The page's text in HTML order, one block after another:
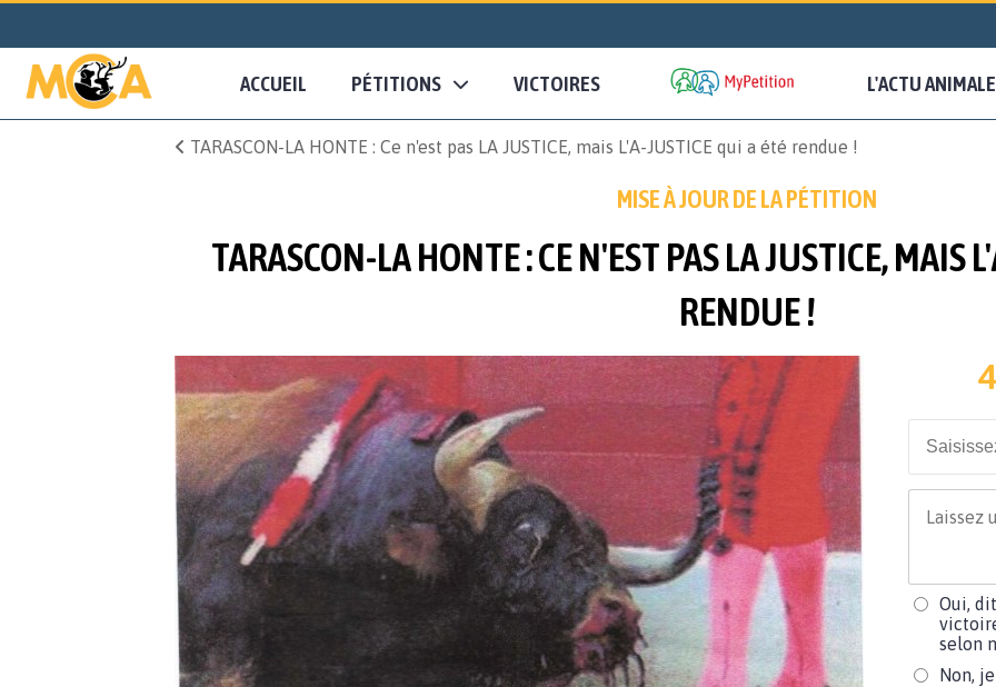
ACCUEIL PÉTITIONS VICTOIRES L'ACTU ANIMALE
TARASCON-LA HONTE : Ce n'est pas LA JUSTICE, mais L'A-JUSTICE qui a été rendue !
MISE À JOUR DE LA PÉTITION
TARASCON-LA HONTE : CE N'EST PAS LA JUSTICE, MAIS
RENDUE !
Oui,
selon
Non,